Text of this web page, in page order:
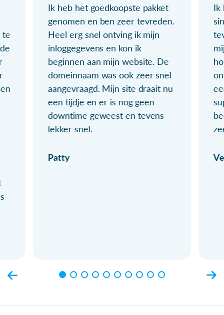
te
Ik heb het goedkoopste pakket
genomen en ben zeer tevreden.
Heel erg snel ontving ik mijn
inloggegevens en kon ik
beginnen aan mijn website. De
domeinnaam was ook zeer snel
aangevraagd. Mijn site draait nu
een tijdje en er is nog geen
downtime geweest en tevens
lekker snel.
Patty
Ik